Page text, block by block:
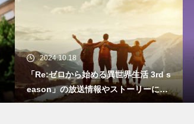
2024.10.18
「Re:ゼロから始める異世界生活 3rd s
eason」の放送情報やストーリーにつ
いて